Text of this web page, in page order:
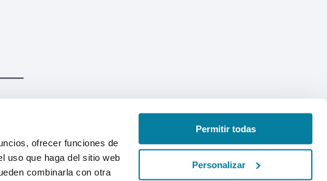
ofrecer funciones de
uso que haga del sitio web
combinarla con otra
Permitir todas
Personalizar